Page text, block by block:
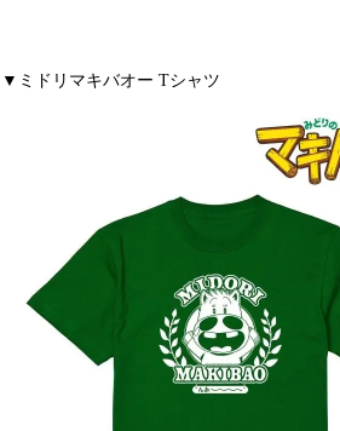
▼ミドリマキバオー Tシャツ